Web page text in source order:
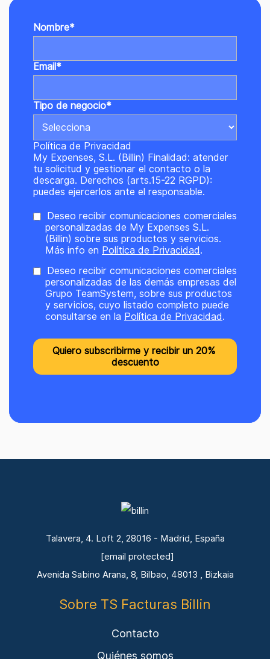
Nombre*
Email *
Tipo de negocio*
Política de Privacidad
My Expenses, S.L. (Billin) Finalidad: atender
tu solicitud y gestionar el contacto o la
descarga. Derechos (arts.15-22 RGPD):
puedes ejercerlos ante el responsable.
Deseo recibir comunicaciones comerciales
personalizadas de My Expenses S.L.
(Billin) sobre sus productos y servicios.
Más info en Política de Privacidad .
Deseo recibir comunicaciones comerciales
personalizadas de las demás empresas del
Grupo TeamSystem, sobre sus productos
y servicios, cuyo listado completo puede
consultarse en la Política de Privacidad .
Talavera, 4. Loft 2, 28016 - Madrid, España
[email protected]
Avenida Sabino Arana, 8, Bilbao, 48013 , Bizkaia
Sobre TS Facturas Billin
Contacto
Quiénes somos